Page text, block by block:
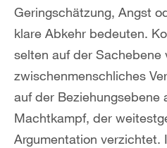
Geringschätzung, Angst
klare Abkehr bedeuten.
selten auf der Sachebene
zwischenmenschliches
auf der Beziehungsebene
Machtkampf, der
Argumentation verzichtet.